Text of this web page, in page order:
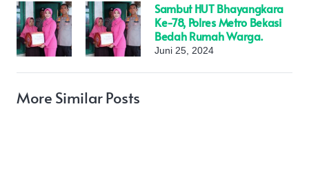
Sambut HUT Bhayangkara
Ke-78, Polres Metro Bekasi
Bedah Rumah Warga.
Juni 25, 2024
More Similar Posts